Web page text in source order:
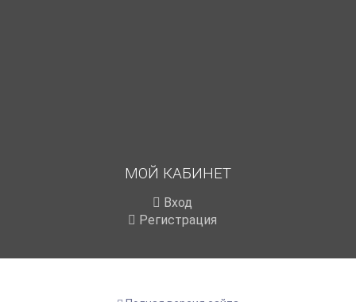
МОЙ КАБИНЕТ
Вход
Регистрация